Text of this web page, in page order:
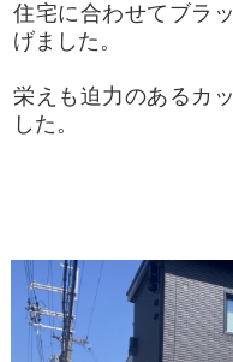
住宅に合わせてブラ
げました。
栄えも迫力のあるカ
した。